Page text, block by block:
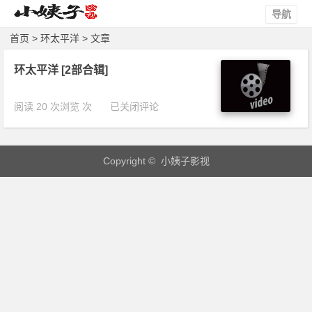
导航
首页 > 环太平洋 > 文章
环太平洋 [2部合辑]
阅读 20 次浏览 次
环
洋
[2
部
已关闭评论
Copyright © 小姨子影视